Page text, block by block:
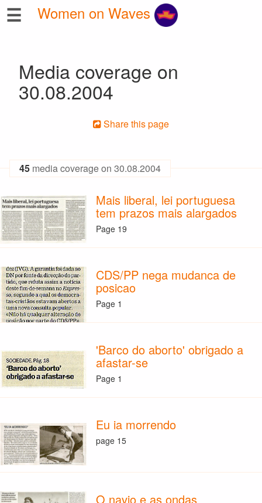
☰
Media coverage on
30.08.2004
Share this page
45 media coverage on 30.08.2004
Mais liberal, lei portuguesa
tem prazos mais alargados
Page 19
CDS/PP nega mudanca de
posicao
Page 1
'Barco do aborto' obrigado a
afastar-se
Page 1
Eu ia morrendo
page 15
O navio e as ondas